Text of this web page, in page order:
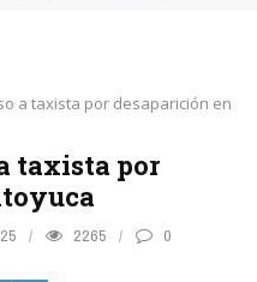
a taxista por desaparición en
taxista por
2265 0